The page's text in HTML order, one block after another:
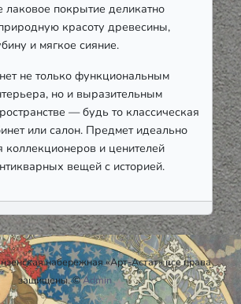
лаковое покрытие деликатно
красоту древесины,
и мягкое сияние.
не только функциональным
но и выразительным
— будь то классическая
или салон. Предмет идеально
коллекционеров и ценителей
вещей с историей.
набережная «Арт-Астат» все права
защищены. ©Admin